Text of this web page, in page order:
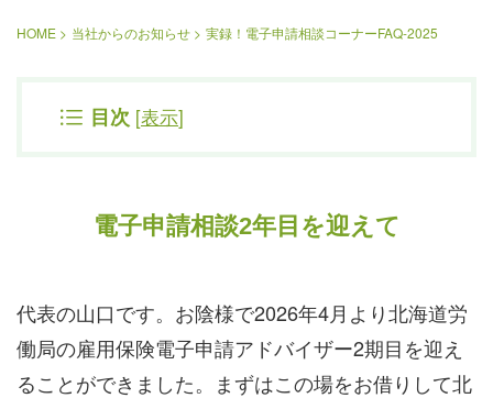
HOME > 当社からのお知らせ > 実録！電子申請相談コーナーFAQ-2025
目次 [表示]
電子申請相談2年目を迎えて
代表の山口です。お陰様で2026年4月より北海道労
働局の雇用保険電子申請アドバイザー2期目を迎え
ることができました。まずはこの場をお借りして北